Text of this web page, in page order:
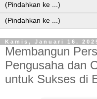
Kamis, Januari 16,
Membangun
Pengusaha dan
untuk Sukses di